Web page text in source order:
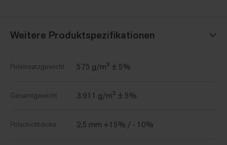
Weitere Produktspezifikationen
Poleinsatzgewicht 575 g/m² ± 5%
Gesamtgewicht 3.911 g/m² ± 5%
Polschichtdicke 2,5 mm +15% / - 10%